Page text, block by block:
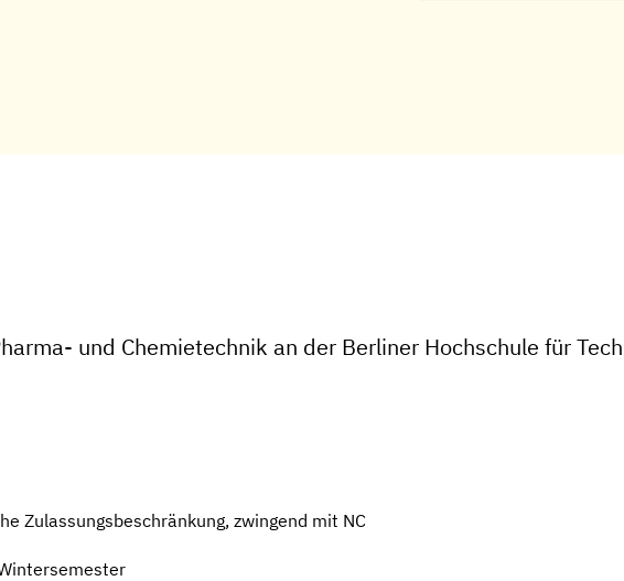
und Chemietechnik an der Berliner Hochschule für
Zulassungsbeschränkung, zwingend mit NC